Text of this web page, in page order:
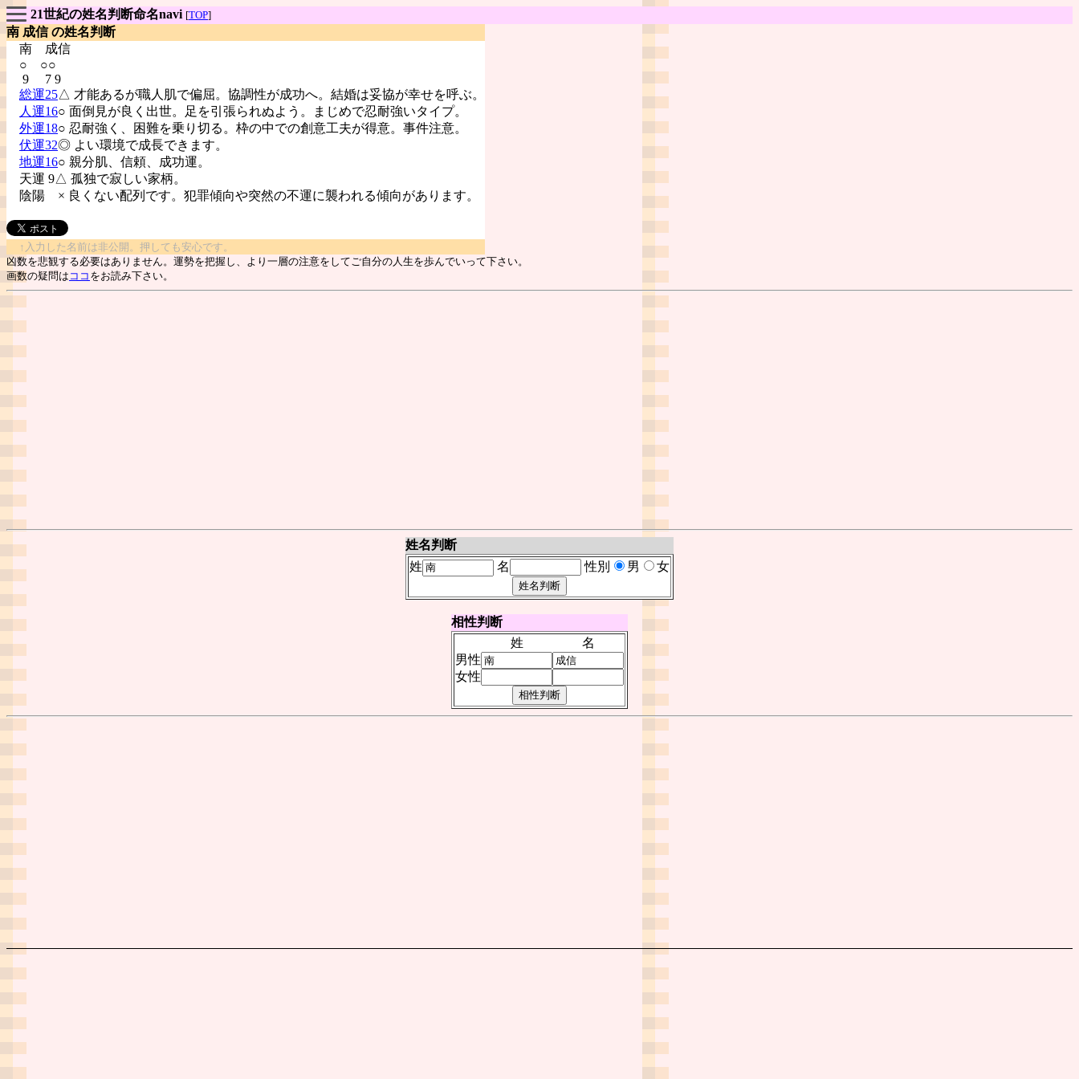
21世紀の姓名判断命名navi [TOP]
南 成信 の姓名判断
南
成信
○ ○○
9 7 9
総運25△ 才能あるが職人肌で偏屈。協調性が成功へ。結婚は妥協が幸せを呼ぶ。
人運16○ 面倒見が良く出世。足を引張られぬよう。まじめで忍耐強いタイプ。
外運18○ 忍耐強く、困難を乗り切る。枠の中での創意工夫が得意。事件注意。
伏運32◎ よい環境で成長できます。
地運16○ 親分肌、信頼、成功運。
天運 9△ 孤独で寂しい家柄。
陰陽 × 良くない配列です。犯罪傾向や突然の不運に襲われる傾向があります。
↑入力した名前は非公開。押しても安心です。
凶数を悲観する必要はありません。運勢を把握し、より一層の注意をしてご自分の人生を歩んでいって下さい。
画数の疑問は ココ をお読み下さい。
姓名判断
姓
名 性別 男 女
相性判断
姓
名
男性
女性